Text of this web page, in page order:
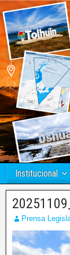
Institucional
Prensa